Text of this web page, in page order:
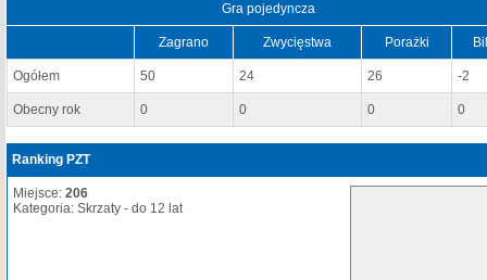
Gra pojedyncza
Zagrano Zwycięstwa Porażki
Ogółem 50 24 26 -2
Obecny rok 0 0 0 0
Ranking PZT
Miejsce: 206
Kategoria: Skrzaty - do 12 lat